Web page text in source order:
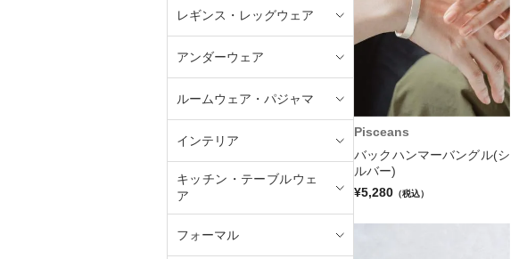
レギンス・レッグウェア
アンダーウェア
ルームウェア・パジャマ
インテリア
キッチン・テーブルウェ
ア
フォーマル
Pisceans
バックハンマーバングル(シ
ルバー)
¥5,280 （税込）